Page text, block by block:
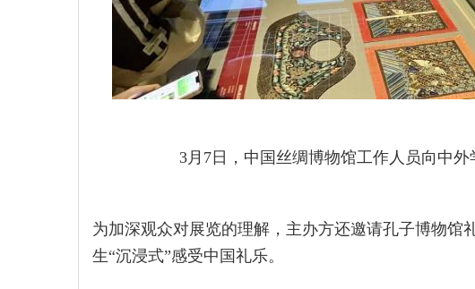
3月7日，中国丝绸博物馆工作人员向中
为加深观众对展览的理解，主办方还邀请孔子博物馆
生“沉浸式”感受中国礼乐。